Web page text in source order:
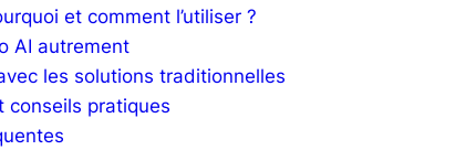
et comment l’utiliser ?
AI autrement
les solutions traditionnelles
conseils pratiques